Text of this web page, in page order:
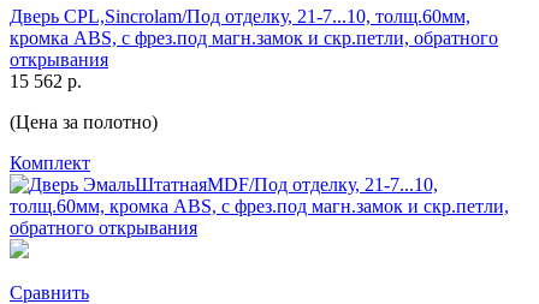
Дверь CPL,Sincrolam/Под отделку, 21-7...10, толщ.60мм,
кромка ABS, с фрез.под магн.замок и скр.петли, обратного
открывания
15 562 р.
(Цена за полотно)
Комплект
Сравнить